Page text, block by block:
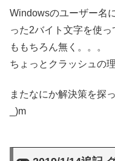
Windowsのユーザー名
った2バイト文字を使
ももちろん無く。。。
ちょっとクラッシュの
またなにか解決策を探
_)m